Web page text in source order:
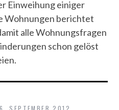
Einweihung einiger
Wohnungen berichtet
alle Wohnungsfragen
schon gelöst